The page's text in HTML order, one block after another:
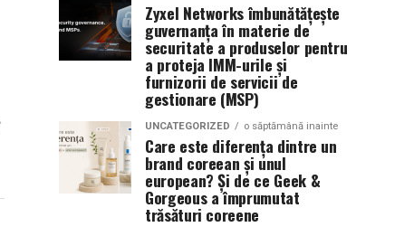
Zyxel Networks îmbunătățește
guvernanța în materie de
securitate a produselor pentru
a proteja IMM-urile și
furnizorii de servicii de
gestionare (MSP)
UNCATEGORIZED o săptămână inainte
Care este diferența dintre un
brand coreean și unul
european? Și de ce Geek &
Gorgeous a împrumutat
trăsături coreene